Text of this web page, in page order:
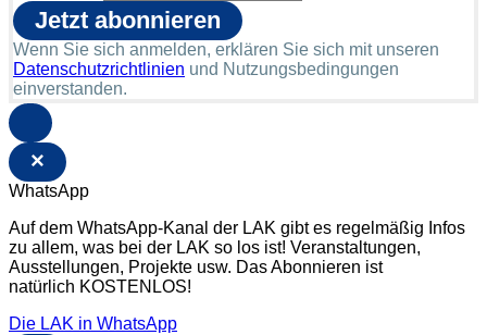
Wenn Sie sich anmelden, erklären Sie sich mit unseren
Datenschutzrichtlinien und Nutzungsbedingungen
einverstanden.
×
WhatsApp
Auf dem WhatsApp-Kanal der LAK gibt es regelmäßig Infos
zu allem, was bei der LAK so los ist! Veranstaltungen,
Ausstellungen, Projekte usw. Das Abonnieren ist
natürlich KOSTENLOS!
Die LAK in WhatsApp